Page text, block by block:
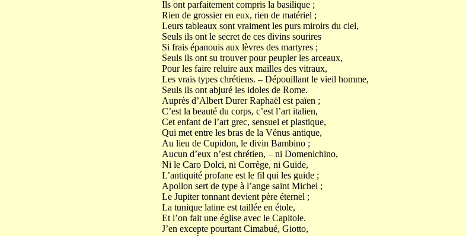
Ils ont parfaitement compris la basilique ;
Rien de grossier en eux, rien de matériel ;
Leurs tableaux sont vraiment les purs miroirs du ciel,
Seuls ils ont le secret de ces divins sourires
Si frais épanouis aux lèvres des martyres ;
Seuls ils ont su trouver pour peupler les arceaux,
Pour les faire reluire aux mailles des vitraux,
Les vrais types chrétiens. – Dépouillant le vieil homme,
Seuls ils ont abjuré les idoles de Rome.
Auprès d’Albert Durer Raphaël est païen ;
C’est la beauté du corps, c’est l’art italien,
Cet enfant de l’art grec, sensuel et plastique,
Qui met entre les bras de la Vénus antique,
Au lieu de Cupidon, le divin Bambino ;
Aucun d’eux n’est chrétien, – ni Domenichino,
Ni le Caro Dolci, ni Corrège, ni Guide,
L’antiquité profane est le fil qui les guide ;
Apollon sert de type à l’ange saint Michel ;
Le Jupiter tonnant devient père éternel ;
La tunique latine est taillée en étole,
Et l’on fait une église avec le Capitole.
J’en excepte pourtant Cimabué, Giotto,